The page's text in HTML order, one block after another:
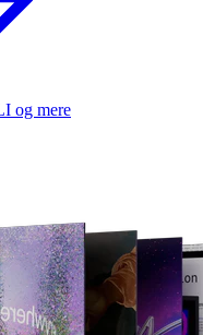
og mere